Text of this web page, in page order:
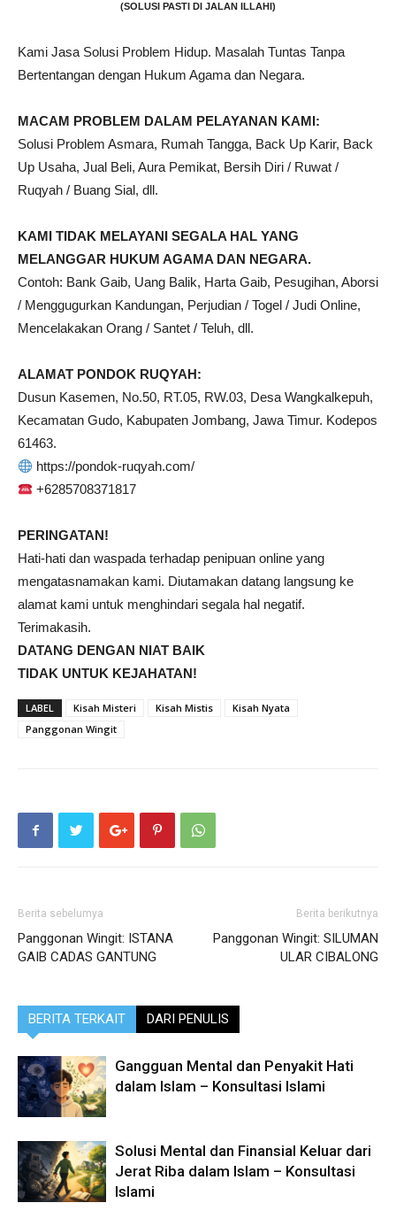
(SOLUSI PASTI DI JALAN ILLAHI)
Kami Jasa Solusi Problem Hidup. Masalah Tuntas Tanpa
Bertentangan dengan Hukum Agama dan Negara.
MACAM PROBLEM DALAM PELAYANAN KAMI:
Solusi Problem Asmara, Rumah Tangga, Back Up Karir, Back
Up Usaha, Jual Beli, Aura Pemikat, Bersih Diri / Ruwat /
Ruqyah / Buang Sial, dll.
KAMI TIDAK MELAYANI SEGALA HAL YANG
MELANGGAR HUKUM AGAMA DAN NEGARA.
Contoh: Bank Gaib, Uang Balik, Harta Gaib, Pesugihan, Aborsi
/ Menggugurkan Kandungan, Perjudian / Togel / Judi Online,
Mencelakakan Orang / Santet / Teluh, dll.
ALAMAT PONDOK RUQYAH:
Dusun Kasemen, No.50, RT.05, RW.03, Desa Wangkalkepuh,
Kecamatan Gudo, Kabupaten Jombang, Jawa Timur. Kodepos
61463.
https://pondok-ruqyah.com/
+6285708371817
PERINGATAN!
Hati-hati dan waspada terhadap penipuan online yang
mengatasnamakan kami. Diutamakan datang langsung ke
alamat kami untuk menghindari segala hal negatif.
Terimakasih.
DATANG DENGAN NIAT BAIK
TIDAK UNTUK KEJAHATAN!
LABEL Kisah Misteri Kisah Mistis
Kisah Nyata
Panggonan Wingit
Berita sebelumya
Panggonan Wingit: ISTANA
GAIB CADAS GANTUNG
Berita berikutnya
Panggonan Wingit: SILUMAN
ULAR CIBALONG
BERITA TERKAIT DARI PENULIS
Gangguan Mental dan Penyakit Hati
dalam Islam – Konsultasi Islami
Solusi Mental dan Finansial Keluar dari
Jerat Riba dalam Islam – Konsultasi
Islami